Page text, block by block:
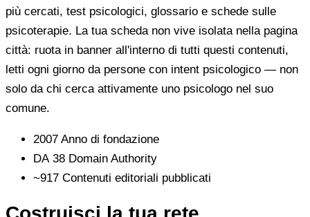
più cercati, test psicologici, glossario e schede sulle
psicoterapie. La tua scheda non vive isolata nella pagina
città: ruota in banner all'interno di tutti questi contenuti,
letti ogni giorno da persone con intent psicologico — non
solo da chi cerca attivamente uno psicologo nel suo
comune.
2007 Anno di fondazione
DA 38 Domain Authority
~917 Contenuti editoriali pubblicati